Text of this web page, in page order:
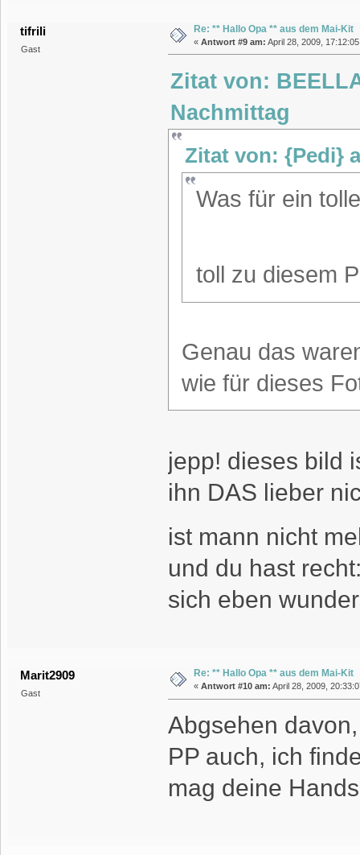
tifrili
Gast
Re: ** Hallo Opa ** aus dem Mai-Kit
« Antwort #9 am: April 28, 2009,
Zitat von:
Nachmittag
Zitat von: {Pedi}
Was für ein
toll zu diesem
Genau das
wie für dieses
jepp! dieses bild
ihn DAS lieber
ist mann nicht
und du hast
sich eben
Marit2909
Gast
Re: ** Hallo Opa ** aus dem Mai-Kit
« Antwort #10 am: April 28, 2009,
Abgsehen
PP auch, ich
mag deine